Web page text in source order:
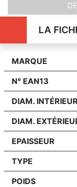
LA
MARQUE
N° EAN13
DIAM. INTÉRIEUR
DIAM.
EPAISSEUR
TYPE
POIDS